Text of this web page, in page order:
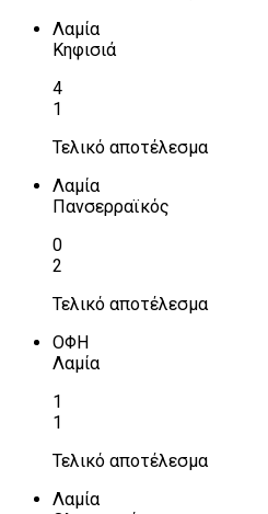
Λαμία
Κηφισιά
4
1
Τελικό αποτέλεσμα
Λαμία
Πανσερραϊκός
0
2
Τελικό αποτέλεσμα
ΟΦΗ
Λαμία
1
1
Τελικό αποτέλεσμα
Λαμία